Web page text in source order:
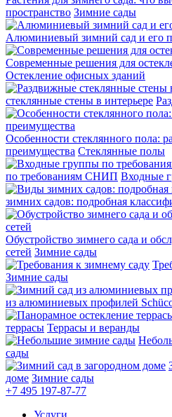
пространство Зимние сады
Алюминиевый зимний сад и его
Современные решения для
Остекление офисных зданий
стеклянные стены в интерьере
Особенности стеклянного пола:
преимущества Стеклянные полы
по требованиям СНИП Входные
зимних садов: подробная
Обустройство зимнего сада и
сетей Зимние сады
Зимние сады
из алюминиевых профилей
террасы Террасы и веранды
сады
доме Зимние сады
+7 495 197-87-77
Услуги